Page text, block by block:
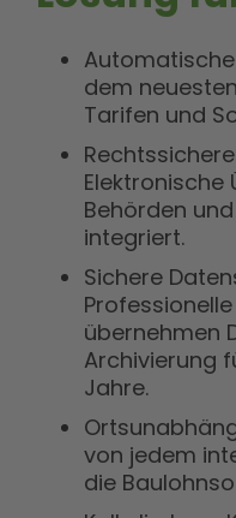
dem
Tarifen und
Elektronische
Behörden
integriert.
Sichere
übernehmen
Archivierung
Jahre.
von jedem
die